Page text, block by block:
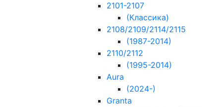
2101-2107
(Классика)
2108/2109/2114/2115
(1987-2014)
2110/2112
(1995-2014)
Aura
(2024-)
Granta